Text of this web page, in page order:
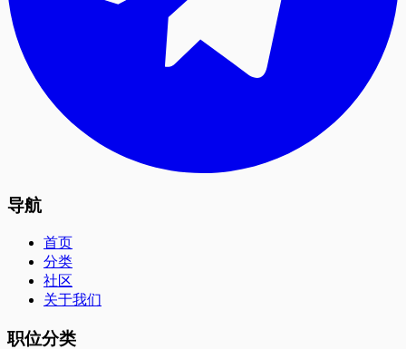
导航
首页
分类
社区
关于我们
职位分类